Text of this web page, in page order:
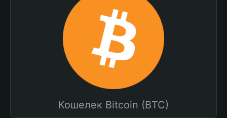
Кошелек Bitcoin (BTC)